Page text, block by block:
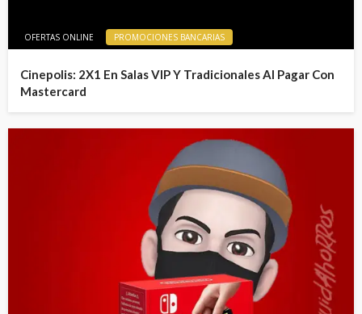
OFERTAS ONLINE PROMOCIONES BANCARIAS
Cinepolis: 2X1 En Salas VIP Y Tradicionales Al Pagar Con
Mastercard